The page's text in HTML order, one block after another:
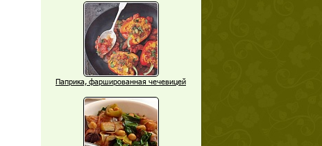
Паприка, фаршированная чечевицей